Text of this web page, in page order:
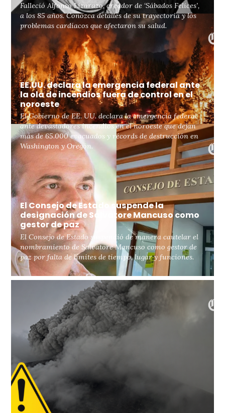
Falleció Alfonso Lizarazo, creador de ‘Sábados Felices’,
a los 85 años. Conozca detalles de su trayectoria y los
problemas cardíacos que afectaron su salud.
EE.UU. declara la emergencia federal ante
la ola de incendios fuera de control en el
noroeste
El Gobierno de EE. UU. declara la emergencia federal
ante devastadores incendios en el noroeste que dejan
más de 65.000 evacuados y récords de destrucción en
Washington y Oregón.
El Consejo de Estado suspende la
designación de Salvatore Mancuso como
gestor de paz
El Consejo de Estado suspendió de manera cautelar el
nombramiento de Salvatore Mancuso como gestor de
paz por falta de límites de tiempo, lugar y funciones.